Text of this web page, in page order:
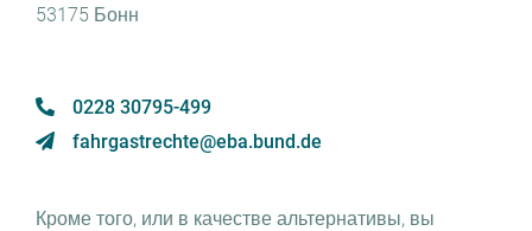
53175 Бонн
0228 30795-499
fahrgastrechte@eba.bund.de
Кроме того, или в качестве альтернативы, вы